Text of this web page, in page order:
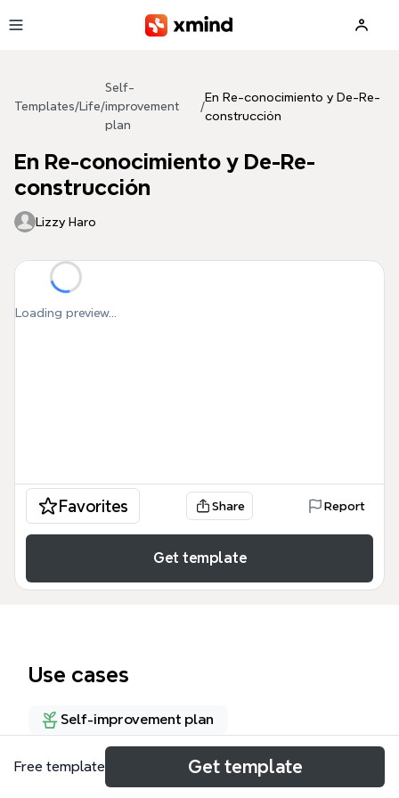
Templates/ Life/
Self-
improvement
plan
/
En Re-conocimiento y De-Re-
construcción
En Re-conocimiento y De-Re-
construcción
Lizzy Haro
Loading preview...
Favorites Share Report
Get template
Use cases
Self-improvement plan
About
Free template Get template